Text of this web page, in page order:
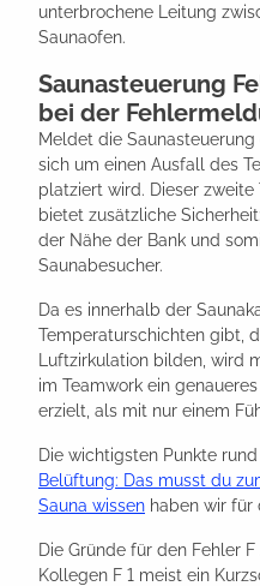
unterbrochene Leitung
Saunaofen.
Saunasteuerung
bei der
Meldet die Saunasteuerung
sich um einen Ausfall des
platziert wird. Dieser
bietet zusätzliche
der Nähe der Bank und
Saunabesucher.
Da es innerhalb der
Temperaturschichten gibt,
Luftzirkulation bilden, wird
im Teamwork ein
erzielt, als mit nur einem
Die wichtigsten Punkte
Belüftung: Das musst du
Sauna wissen haben wir für
Die Gründe für den Fehler
Kollegen F 1 meist ein